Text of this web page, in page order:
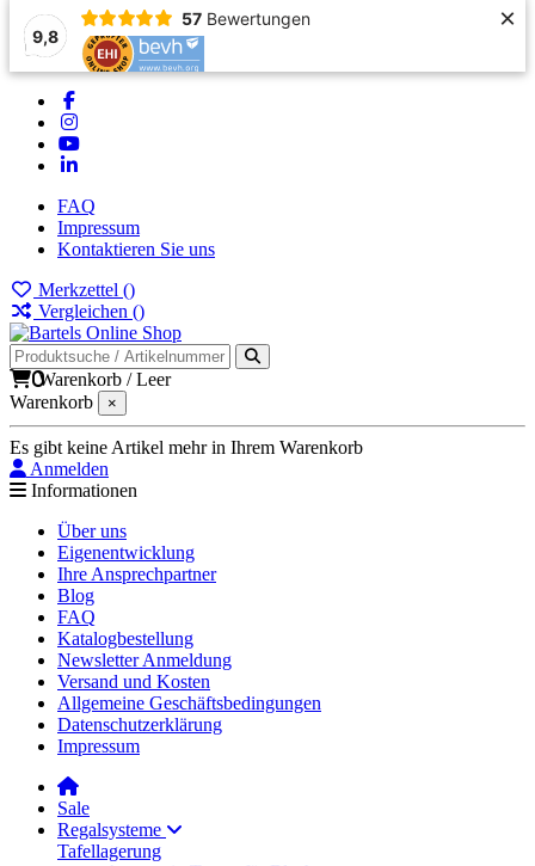
9,8
57 Bewertungen ×
FAQ
Impressum
Kontaktieren Sie uns
Merkzettel ()
Vergleichen ()
0Warenkorb /Leer
Warenkorb
×
Es gibt keine Artikel mehr in Ihrem Warenkorb
Anmelden
Informationen
Über uns
Eigenentwicklung
Ihre Ansprechpartner
Blog
FAQ
Katalogbestellung
Newsletter Anmeldung
Versand und Kosten
Allgemeine Geschäftsbedingungen
Datenschutzerklärung
Impressum
Sale
Regalsysteme
Tafellagerung